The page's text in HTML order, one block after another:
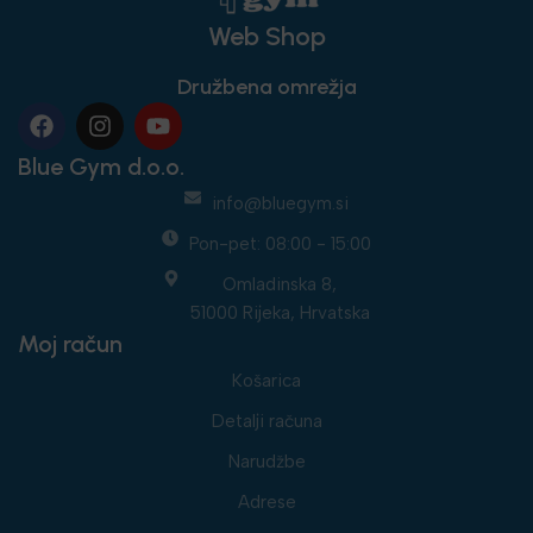
Web Shop
Družbena omrežja
Blue Gym d.o.o.
info@bluegym.si
Pon-pet: 08:00 - 15:00
Omladinska 8,
51000 Rijeka, Hrvatska
Moj račun
Košarica
Detalji računa
Narudžbe
Adrese